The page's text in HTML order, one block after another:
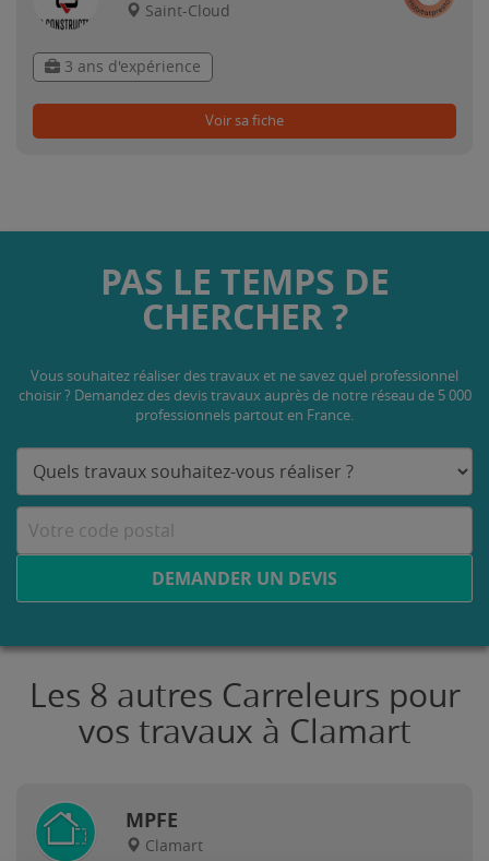
Saint-Cloud
3 ans d'expérience
Voir sa fiche
PAS LE TEMPS DE
CHERCHER ?
Vous souhaitez réaliser des travaux et ne savez quel professionnel
choisir ? Demandez des devis travaux auprès de notre réseau de 5 000
professionnels partout en France.
DEMANDER UN DEVIS
Les 8 autres Carreleurs pour
vos travaux à Clamart
MPFE
Clamart